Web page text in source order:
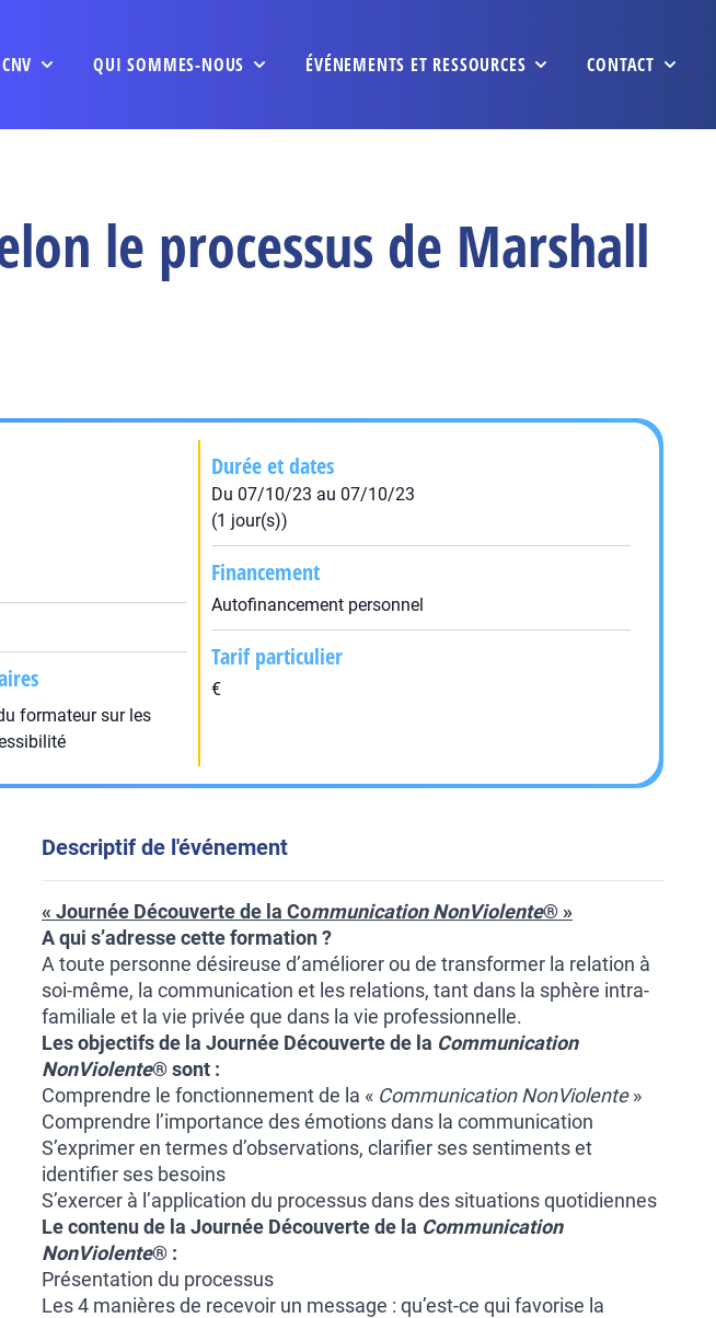
QUI SOMMES-NOUS ÉVÉNEMENTS ET RESSOURCES CONTACT
le processus de Marshall
formateur sur les
Durée et dates
Du 07/10/23 au 07/10/23
(1 jour(s))
Financement
Autofinancement personnel
Tarif particulier
€
Descriptif de l'événement
« Journée Découverte de la Communication NonViolente® »
A qui s’adresse cette formation ?
A toute personne désireuse d’améliorer ou de transformer la relation à
soi-même, la communication et les relations, tant dans la sphère intra-
familiale et la vie privée que dans la vie professionnelle.
Les objectifs de la Journée Découverte de la Communication
NonViolente® sont :
Comprendre le fonctionnement de la « Communication NonViolente»
Comprendre l’importance des émotions dans la communication
S’exprimer en termes d’observations, clarifier ses sentiments et
identifier ses besoins
S’exercer à l’application du processus dans des situations quotidiennes
Le contenu de la Journée Découverte de la Communication
NonViolente® :
Présentation du processus
Les 4 manières de recevoir un message : qu’est-ce qui favorise la